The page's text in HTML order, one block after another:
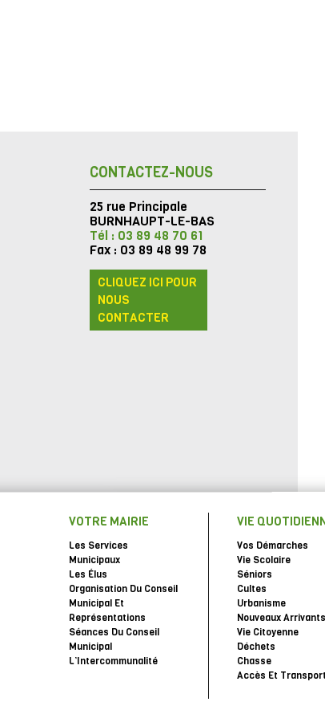
CONTACTEZ-NOUS
25 rue Principale
BURNHAUPT-LE-BAS
Tél : 03 89 48 70 61
Fax : 03 89 48 99 78
CLIQUEZ ICI POUR
NOUS
CONTACTER
VOTRE MAIRIE
Les Services
Municipaux
Les Élus
Organisation Du Conseil
Municipal Et
Représentations
Séances Du Conseil
Municipal
L’Intercommunalité
VIE
Vos Démarches
Vie Scolaire
Séniors
Cultes
Urbanisme
Nouveaux Arrivants
Vie Citoyenne
Déchets
Chasse
Accès Et